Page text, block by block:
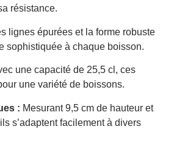
résistance.
lignes épurées et la forme robuste
sophistiquée à chaque boisson.
une capacité de 25,5 cl, ces
une variété de boissons.
: Mesurant 9,5 cm de hauteur et
s’adaptent facilement à divers